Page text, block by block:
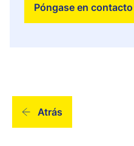
Póngase en
Atrás